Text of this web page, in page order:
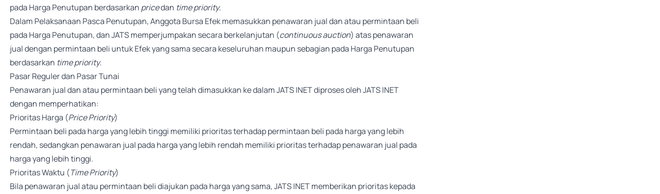
pada Harga Penutupan berdasarkan pricedan time priority.
Dalam Pelaksanaan Pasca Penutupan, Anggota Bursa Efek memasukkan penawaran jual dan atau permintaan beli
pada Harga Penutupan, dan JATS memperjumpakan secara berkelanjutan (continuous auction) atas penawaran
jual dengan permintaan beli untuk Efek yang sama secara keseluruhan maupun sebagian pada Harga Penutupan
berdasarkan time priority.
Pasar Reguler dan Pasar Tunai
Penawaran jual dan atau permintaan beli yang telah dimasukkan ke dalam JATS INET diproses oleh JATS INET
dengan memperhatikan:
Prioritas Harga (Price Priority)
Permintaan beli pada harga yang lebih tinggi memiliki prioritas terhadap permintaan beli pada harga yang lebih
rendah, sedangkan penawaran jual pada harga yang lebih rendah memiliki prioritas terhadap penawaran jual pada
harga yang lebih tinggi.
Prioritas Waktu (Time Priority)
Bila penawaran jual atau permintaan beli diajukan pada harga yang sama, JATS INET memberikan prioritas kepada